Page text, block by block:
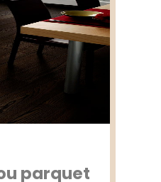
parquet